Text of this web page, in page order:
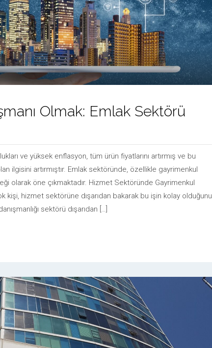
Olmak: Emlak Sektörü
ve yüksek enflasyon, tüm ürün fiyatlarını artırmış ve bu
ilgisini artırmıştır. Emlak sektöründe, özellikle gayrimenkul
olarak öne çıkmaktadır. Hizmet Sektöründe Gayrimenkul
kişi, hizmet sektörüne dışarıdan bakarak bu işin kolay olduğunu
sektörü dışarıdan […]